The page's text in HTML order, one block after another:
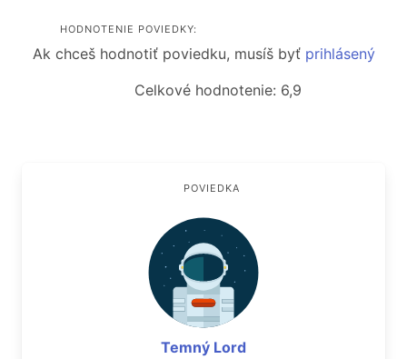
HODNOTENIE POVIEDKY:
Ak chceš hodnotiť poviedku, musíš byť prihlásený
Celkové hodnotenie: 6,9
POVIEDKA
Temný Lord